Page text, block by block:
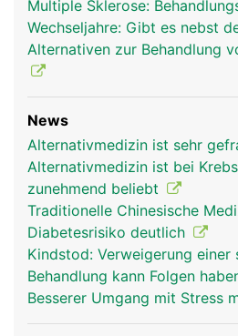
Multiple Sklerose:
Wechseljahre: Gibt es nebst
Alternativen zur Behandlung
News
Alternativmedizin ist sehr
Alternativmedizin ist bei
zunehmend beliebt
Traditionelle Chinesische
Diabetesrisiko deutlich
Kindstod: Verweigerung einer
Behandlung kann Folgen
Besserer Umgang mit Stress